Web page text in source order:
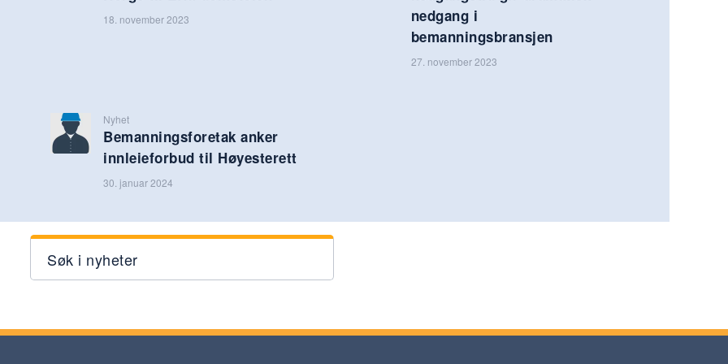
18. november 2023
nedgang i
bemanningsbransjen
27. november 2023
Nyhet
Bemanningsforetak anker
innleieforbud til Høyesterett
30. januar 2024
Søk i nyheter